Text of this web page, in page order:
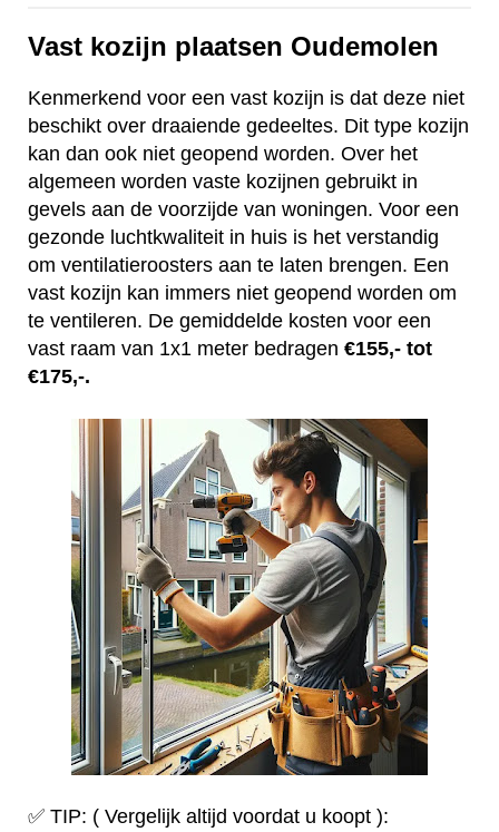
Vast kozijn plaatsen Oudemolen
Kenmerkend voor een vast kozijn is dat deze niet
beschikt over draaiende gedeeltes. Dit type kozijn
kan dan ook niet geopend worden. Over het
algemeen worden vaste kozijnen gebruikt in
gevels aan de voorzijde van woningen. Voor een
gezonde luchtkwaliteit in huis is het verstandig
om ventilatieroosters aan te laten brengen. Een
vast kozijn kan immers niet geopend worden om
te ventileren. De gemiddelde kosten voor een
vast raam van 1x1 meter bedragen €155,- tot
€175,-.
✅ TIP: ( Vergelijk altijd voordat u koopt ):